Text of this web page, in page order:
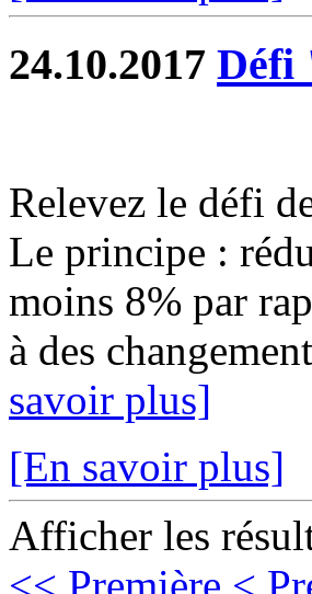
24.10.2017 Défi
Relevez le défi
Le principe :
moins 8% par
à des
savoir plus]
[En savoir plus]
Afficher les
<< Première <